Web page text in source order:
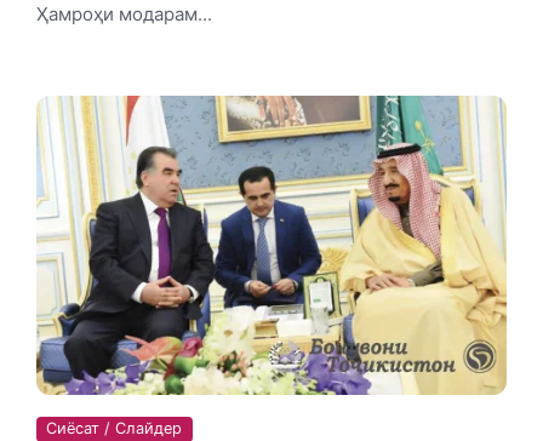
Ҳамроҳи модарам...
Сиёсат / Слайдер